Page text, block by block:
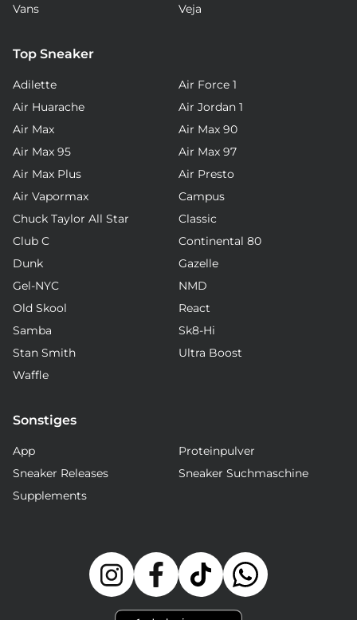
Vans
Veja
Top Sneaker
Adilette
Air Force 1
Air Huarache
Air Jordan 1
Air Max
Air Max 90
Air Max 95
Air Max 97
Air Max Plus
Air Presto
Air Vapormax
Campus
Chuck Taylor All Star
Classic
Club C
Continental 80
Dunk
Gazelle
Gel-NYC
NMD
Old Skool
React
Samba
Sk8-Hi
Stan Smith
Ultra Boost
Waffle
Sonstiges
App
Proteinpulver
Sneaker Releases
Sneaker Suchmaschine
Supplements